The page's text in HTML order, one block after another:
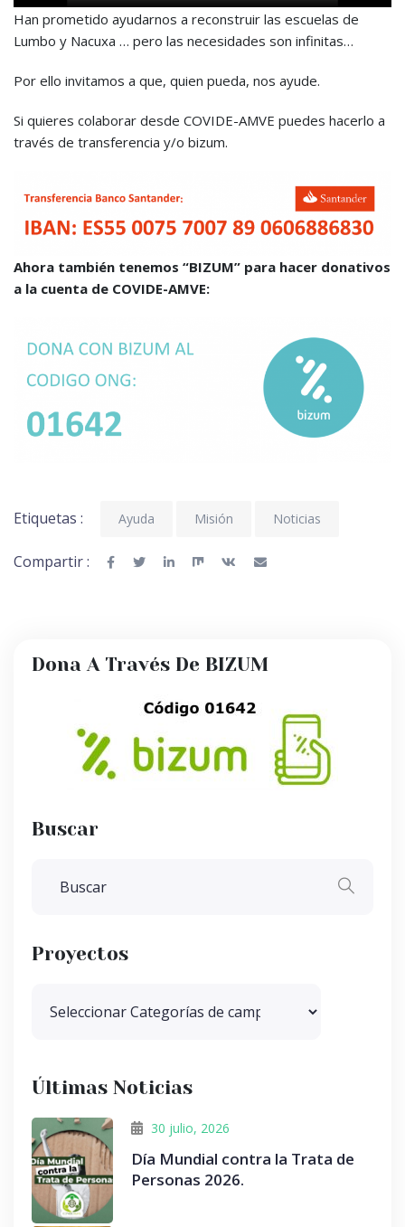
Han prometido ayudarnos a reconstruir las escuelas de
Lumbo y Nacuxa … pero las necesidades son infinitas…
Por ello invitamos a que, quien pueda, nos ayude.
Si quieres colaborar desde COVIDE-AMVE puedes hacerlo a
través de transferencia y/o bizum.
Ahora también tenemos “BIZUM” para hacer donativos
a la cuenta de COVIDE-AMVE:
Etiquetas : Ayuda Misión Noticias
Compartir :
Dona A Través De BIZUM
Buscar
Proyectos
Últimas Noticias
30 julio, 2026
Día Mundial contra la Trata de
Personas 2026.